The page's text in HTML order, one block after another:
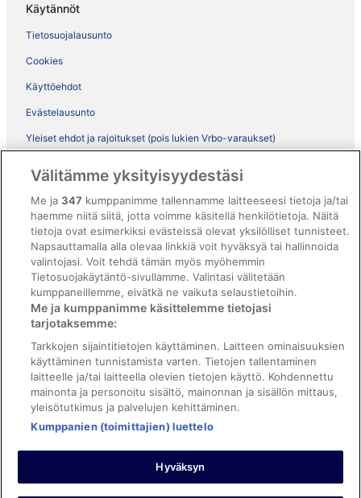
Käytännöt
Tietosuojalausunto
Cookies
Käyttöehdot
Evästelausunto
Yleiset ehdot ja rajoitukset (pois lukien Vrbo-varaukset)
ebookers BONUS+ -ohjelman ehdot
Oikeudelliset tiedot / ota meihin yhteyttä
Sisältövaatimukset ja ilmoituksen tekeminen sisällöstä
Tuki
Ota yhteyttä
Varauksen muuttaminen tai peruuttaminen
Varaa lento lentoyhtiön hyvityskupongeilla
Hyvityksen hakeminen ja aikarajat
©2026 Expedia, Inc., Expedia Groupin yritys. Kaikki oikeudet
Välitämme yksityisyydestäsi
Me ja347 kumppanimme tallennamme laitteeseesi tietoja ja/tai
haemme niitä siitä, jotta voimme käsitellä henkilötietoja. Näitä
tietoja ovat esimerkiksi evästeissä olevat yksilölliset tunnisteet.
Napsauttamalla alla olevaa linkkiä voit hyväksyä tai hallinnoida
valintojasi. Voit tehdä tämän myös myöhemmin
Tietosuojakäytäntö-sivullamme. Valintasi välitetään
kumppaneillemme, eivätkä ne vaikuta selaustietoihin.
Me ja kumppanimme käsittelemme tietojasi
tarjotaksemme:
Tarkkojen sijaintitietojen käyttäminen. Laitteen ominaisuuksien
käyttäminen tunnistamista varten. Tietojen tallentaminen
laitteelle ja/tai laitteella olevien tietojen käyttö. Kohdennettu
mainonta ja personoitu sisältö, mainonnan ja sisällön mittaus,
yleisötutkimus ja palvelujen kehittäminen.
Kumppanien (toimittajien) luettelo
Hyväksyn